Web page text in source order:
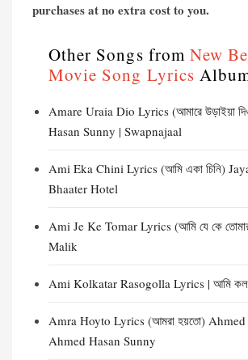
purchases at no extra cost to you.
Other Songs from New
Movie Song Lyrics
Amare Uraia Dio Lyrics (আমারে উড়াইয়া
Hasan Sunny | Swapnajaal
Ami Eka Chini Lyrics (আমি একা চিনি)
Bhaater Hotel
Ami Je Ke Tomar Lyrics (আমি যে কে
Malik
Ami Kolkatar Rasogolla Lyrics | আমি
Amra Hoyto Lyrics (আমরা হয়তো)
Ahmed Hasan Sunny